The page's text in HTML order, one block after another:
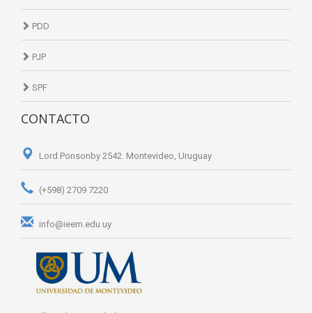
PDD
PJP
SPF
CONTACTO
Lord Ponsonby 2542. Montevideo, Uruguay
(+598) 2709 7220
info@ieem.edu.uy